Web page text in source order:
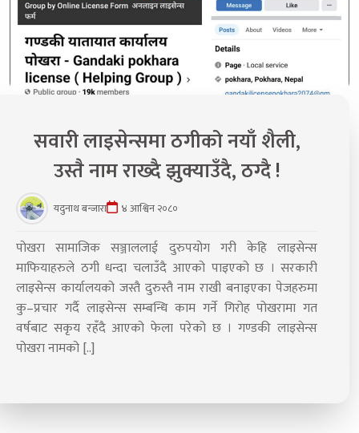
सवारी लाइसेन्समा ठगीको नयाँ शैली,
उस्तै नाम राख्दै झुक्याउँदै, ठग्दै !
यदुनाथ बन्जारा ४ आश्विन २०८०
पोखरा सामाजिक सञ्जाललाई दुरुपयोग गरी केहि लाइसेन्स
माफियाहरुले ठगी धन्दा चलाउँदै आएको पाइएको छ । सरकारी
लाइसेन्स कार्यालयको जस्तै दुरुस्तै नाम राखी बनाइएका पेजहरुमा
कु–प्रचार गर्दै लाइसेन्स सम्बन्धि काम गर्ने गिरोह पोखरामा गत
वर्षबाट सकृय रहँदै आएको फेला परेको छ । गण्डकी लाइसेन्स
पोखरा नामको [..]